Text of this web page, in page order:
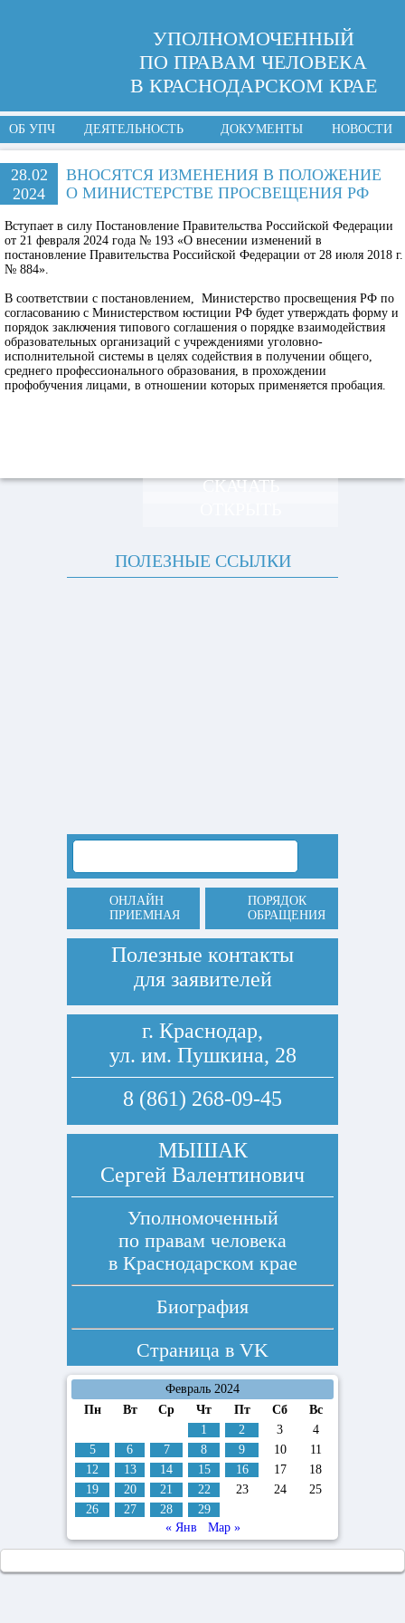
УПОЛНОМОЧЕННЫЙ
ПО ПРАВАМ ЧЕЛОВЕКА
В КРАСНОДАРСКОМ КРАЕ
ОБ УПЧ ДЕЯТЕЛЬНОСТЬ ДОКУМЕНТЫ НОВОСТИ
28.02
2024
ВНОСЯТСЯ ИЗМЕНЕНИЯ В ПОЛОЖЕНИЕ
О МИНИСТЕРСТВЕ ПРОСВЕЩЕНИЯ РФ
Вступает в силу Постановление Правительства Российской Федерации
от 21 февраля 2024 года № 193 «О внесении изменений в
постановление Правительства Российской Федерации от 28 июля 2018 г.
№ 884».
В соответствии с постановлением, Министерство просвещения РФ по
согласованию с Министерством юстиции РФ будет утверждать форму и
порядок заключения типового соглашения о порядке взаимодействия
образовательных организаций с учреждениями уголовно-
исполнительной системы в целях содействия в получении общего,
среднего профессионального образования, в прохождении
профобучения лицами, в отношении которых применяется пробация.
СКАЧАТЬ
ПОЛЕЗНЫЕ ССЫЛКИ
ОНЛАЙН
ПРИЕМНАЯ
ПОРЯДОК
ОБРАЩЕНИЯ
Полезные контакты
для заявителей
г. Краснодар,
ул. им. Пушкина, 28
8 (861) 268-09-45
МЫШАК
Сергей Валентинович
Уполномоченный
по правам человека
в Краснодарском крае
Биография
Страница в VK
Февраль 2024
Пн
Вт Ср Чт Пт Сб
Вс
1
2 3
4
5
6 7 8 9 10
11
12
13 14 15 16 17
18
19
20 21 22 23 24
25
26
27 28
29
« Янв
Мар »